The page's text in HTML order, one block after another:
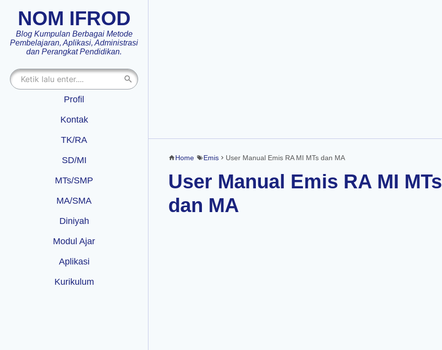
NOM IFROD
Blog Kumpulan Berbagai Metode
Pembelajaran, Aplikasi, Administrasi
dan Perangkat Pendidikan.
Profil
Kontak
TK/RA
SD/MI
MTs/SMP
MA/SMA
Diniyah
Modul Ajar
Aplikasi
Kurikulum
Home Emis User Manual Emis RA MI MTs dan MA
User Manual Emis RA MI MTs
dan MA